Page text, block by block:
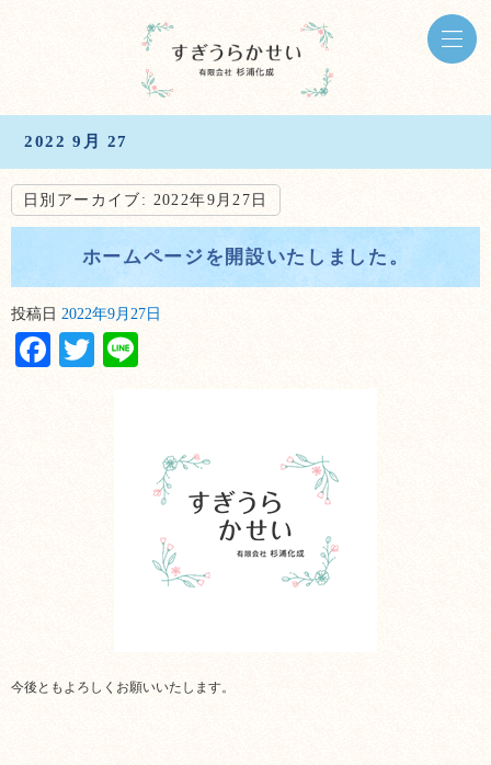
2022 9月 27
日別アーカイブ: 2022年9月27日
ホームページを開設いたしました。
投稿日 2022年9月27日
Facebook
Twitter
今後ともよろしくお願いいたします。